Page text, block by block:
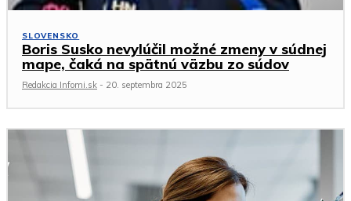
SLOVENSKO
Boris Susko nevylúčil možné zmeny v súdnej
mape, čaká na spätnú väzbu zo súdov
Redakcia Infomi.sk - 20. septembra 2025